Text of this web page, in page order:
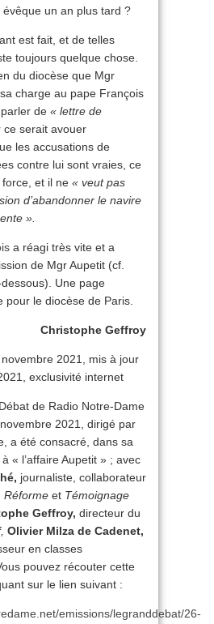
un an plus tard ?
est fait, et de telles
toujours quelque chose.
du diocèse que Mgr
charge au pape François
de « lettre de
ce serait avouer
les accusations de
contre lui sont vraies, ce
force, et il ne « veut pas
d’abandonner le navire
».
a réagi très vite et a
de Mgr Aupetit (cf.
Une page
pour le diocèse de Paris.
Christophe Geffroy
2021, mis à jour
exclusivité internet
de Radio Notre-Dame
2021, dirigé par
a été consacré, dans sa
« l’affaire Aupetit » ; avec
journaliste, collaborateur
Réforme et Témoignage
Geffroy, directeur du
Olivier Milza de Cadenet,
en classes
pouvez récouter cette
sur le lien suivant :
emissions/legranddebat/26-